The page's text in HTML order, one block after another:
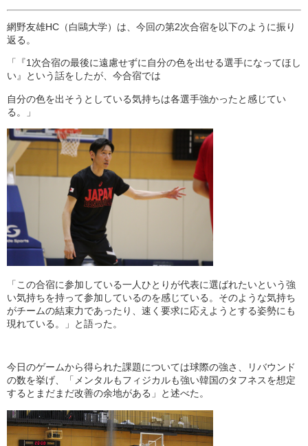
網野友雄HC（白鷗大学）は、今回の第2次合宿を以下のように振り
返る。
「『1次合宿の最後に遠慮せずに自分の色を出せる選手になってほし
い』という話をしたが、今合宿では
自分の色を出そうとしている気持ちは各選手強かったと感じてい
る。」
「この合宿に参加している一人ひとりが代表に選ばれたいという強
い気持ちを持って参加しているのを感じている。そのような気持ち
がチームの結束力であったり、速く要求に応えようとする姿勢にも
現れている。」と語った。
今日のゲームから得られた課題については球際の強さ、リバウンド
の数を挙げ、「メンタルもフィジカルも強い韓国のタフネスを想定
するとまだまだ改善の余地がある」と述べた。